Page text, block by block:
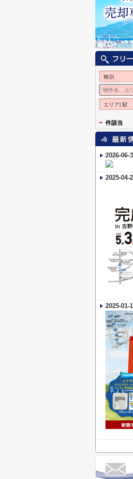
種別
エリア| 駅
- 件該当
2026-06-
2025-04-
2025-01-